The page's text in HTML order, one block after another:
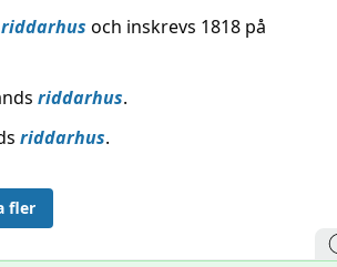
riddarhus och inskrevs 1818 på
riddarhus.
riddarhus.
fler